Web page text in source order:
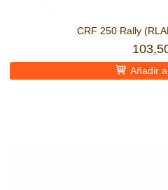
CRF 250 Rally
Añadir